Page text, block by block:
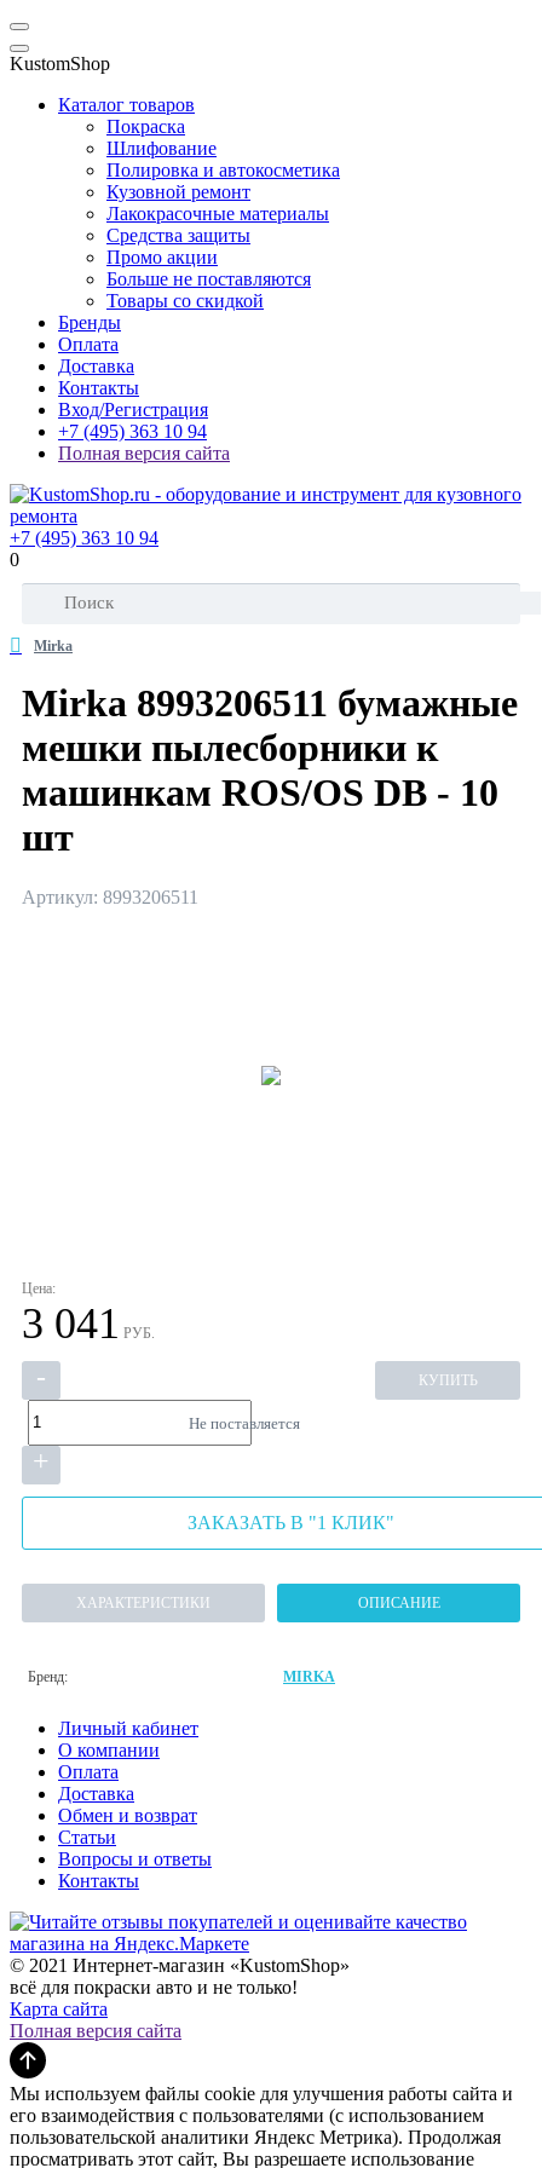
KustomShop
Каталог товаров
Покраска
Шлифование
Полировка и автокосметика
Кузовной ремонт
Лакокрасочные материалы
Средства защиты
Промо акции
Больше не поставляются
Товары со скидкой
Бренды
Оплата
Доставка
Контакты
Вход/Регистрация
+7 (495) 363 10 94
Полная версия сайта
+7 (495) 363 10 94
0
Mirka
Mirka 8993206511 бумажные
мешки пылесборники к
машинкам ROS/OS DB - 10
шт
Артикул: 8993206511
Цена:
3 041 РУБ.
-
+
КУПИТЬ
Не поставляется
ЗАКАЗАТЬ В "1 КЛИК"
ХАРАКТЕРИСТИКИ ОПИСАНИЕ
Бренд: MIRKA
Личный кабинет
О компании
Оплата
Доставка
Обмен и возврат
Статьи
Вопросы и ответы
Контакты
© 2021 Интернет-магазин «KustomShop»
всё для покраски авто и не только!
Карта сайта
Полная версия сайта
Мы используем файлы cookie для улучшения работы сайта и
его взаимодействия с пользователями (с использованием
пользовательской аналитики Яндекс Метрика). Продолжая
просматривать этот сайт, Вы разрешаете использование